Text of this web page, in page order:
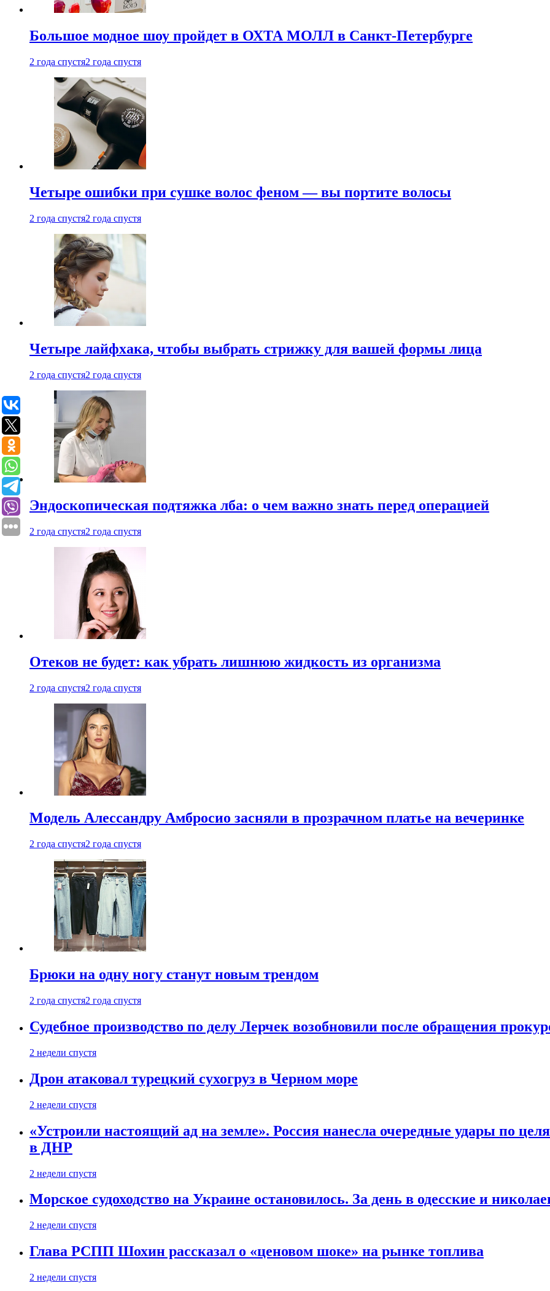
Большое модное шоу пройдет в ОХТА МОЛЛ в Санкт-Петербурге
2 года спустя2 года спустя
Четыре ошибки при сушке волос феном — вы портите волосы
2 года спустя2 года спустя
Четыре лайфхака, чтобы выбрать стрижку для вашей формы лица
2 года спустя2 года спустя
Эндоскопическая подтяжка лба: о чем важно знать перед операцией
2 года спустя2 года спустя
Отеков не будет: как убрать лишнюю жидкость из организма
2 года спустя2 года спустя
Модель Алессандру Амбросио засняли в прозрачном платье на вечеринке
2 года спустя2 года спустя
Брюки на одну ногу станут новым трендом
2 года спустя2 года спустя
Судебное производство по делу Лерчек возобновили после обращения
2 недели спустя
Дрон атаковал турецкий сухогруз в Черном море
2 недели спустя
«Устроили настоящий ад на земле». Россия нанесла очередные удары по
в ДНР
2 недели спустя
Морское судоходство на Украине остановилось. За день в одесские и
2 недели спустя
Глава РСПП Шохин рассказал о «ценовом шоке» на рынке топлива
2 недели спустя